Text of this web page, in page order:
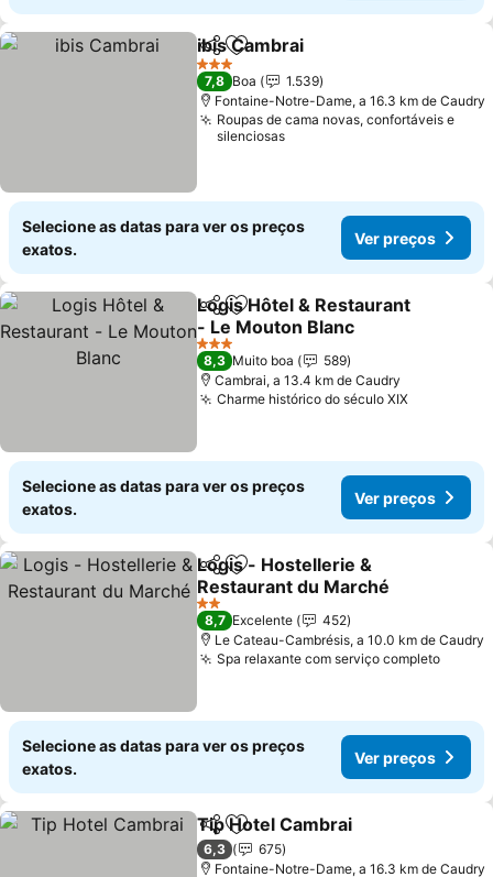
PartilharAdicionar aos favoritos
ibis Cambrai
3 Estrelas
7,8 Boa
1.539
Fontaine-Notre-Dame, a 16.3 km de Caudry
Roupas de cama novas, confortáveis e
silenciosas
Selecione as datas para ver os preços
exatos.
Ver preços
PartilharAdicionar aos favoritos
Logis Hôtel & Restaurant
- Le Mouton Blanc
3 Estrelas
8,3 Muito boa
589
Cambrai, a 13.4 km de Caudry
Charme histórico do século XIX
Selecione as datas para ver os preços
exatos.
Ver preços
PartilharAdicionar aos favoritos
Logis - Hostellerie &
Restaurant du Marché
2 Estrelas
8,7 Excelente
452
Le Cateau-Cambrésis, a 10.0 km de Caudry
Spa relaxante com serviço completo
Selecione as datas para ver os preços
exatos.
Ver preços
PartilharAdicionar aos favoritos
Tip Hotel Cambrai
6,3
675
Fontaine-Notre-Dame, a 16.3 km de Caudry